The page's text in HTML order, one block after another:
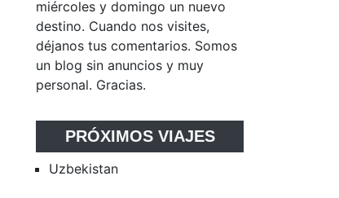
miércoles y domingo un nuevo
destino. Cuando nos visites,
déjanos tus comentarios. Somos
un blog sin anuncios y muy
personal. Gracias.
PRÓXIMOS VIAJES
Uzbekistan